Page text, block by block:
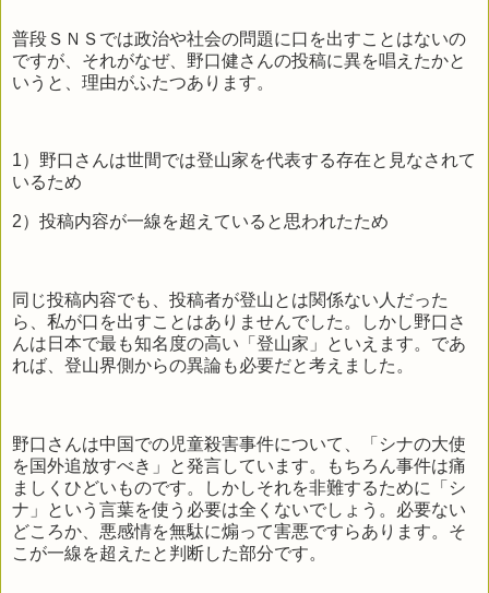
普段ＳＮＳでは政治や社会の問題に口を出すことはないの
ですが、それがなぜ、野口健さんの投稿に異を唱えたかと
いうと、理由がふたつあります。
1）野口さんは世間では登山家を代表する存在と見なされて
いるため
2）投稿内容が一線を超えていると思われたため
同じ投稿内容でも、投稿者が登山とは関係ない人だった
ら、私が口を出すことはありませんでした。しかし野口さ
んは日本で最も知名度の高い「登山家」といえます。であ
れば、登山界側からの異論も必要だと考えました。
野口さんは中国での児童殺害事件について、「シナの大使
を国外追放すべき」と発言しています。もちろん事件は痛
ましくひどいものです。しかしそれを非難するために「シ
ナ」という言葉を使う必要は全くないでしょう。必要ない
どころか、悪感情を無駄に煽って害悪ですらあります。そ
こが一線を超えたと判断した部分です。